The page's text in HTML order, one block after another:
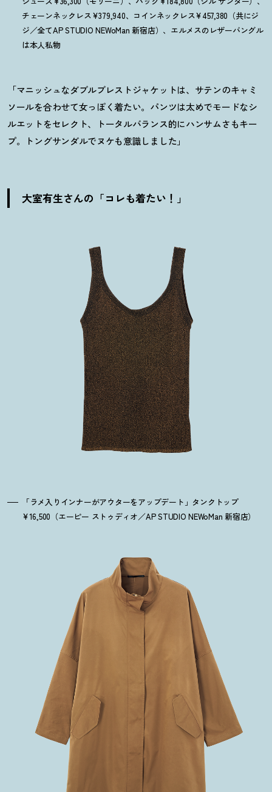
チェーンネックレス¥379,940、コインネックレス¥457,380（共にジ
ジ／全てAP STUDIO NEWoMan 新宿店）、エルメスのレザーバングル
は本人私物
「マニッシュなダブルブレストジャケットは、サテンのキャミ
ソールを合わせて女っぽく着たい。パンツは太めでモードなシ
ルエットをセレクト、トータルバランス的にハンサムさもキー
プ。トングサンダルでヌケも意識しました」
大室有生さんの「コレも着たい ！ 」
「ラメ入りインナーがアウターをアップデート」タンクトップ
¥16,500（エーピー ストゥディオ／AP STUDIO NEWoMan 新宿店）